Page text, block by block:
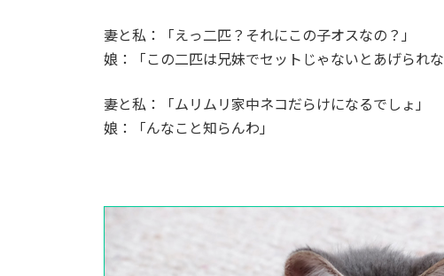
妻と私：「えっ二匹？それにこの子オスなの？」
娘：「この二匹は兄妹でセットじゃないとあげられな
妻と私：「ムリムリ家中ネコだらけになるでしょ」
娘：「んなこと知らんわ」